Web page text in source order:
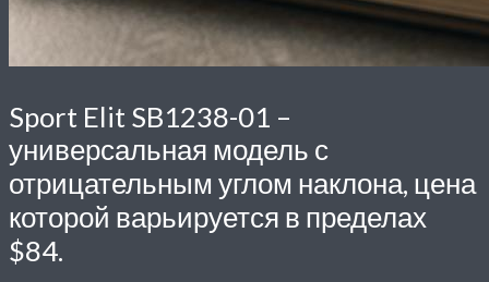
Sport Elit SB1238-01 –
универсальная модель с
отрицательным углом наклона, цена
которой варьируется в пределах
$84.